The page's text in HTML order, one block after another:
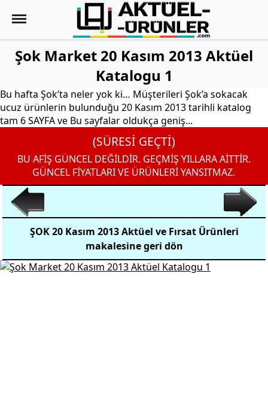
Şok Market 20 Kasım 2013 Aktüel
Katalogu 1
Bu hafta Şok’ta neler yok ki… Müşterileri Şok’a sokacak
ucuz ürünlerin bulunduğu 20 Kasım 2013 tarihli katalog
tam 6 SAYFA ve Bu sayfalar oldukça geniş...
(SÜRESİ GEÇTİ)
BU AFİŞ GÜNCEL DEĞİLDİR. GEÇMİŞ YILLARA AİTTİR.
GÜNCEL FİYATLARI VE ÜRÜNLERİ YANSITMAZ.
ŞOK 20 Kasım 2013 Aktüel ve Fırsat Ürünleri
makalesine geri dön